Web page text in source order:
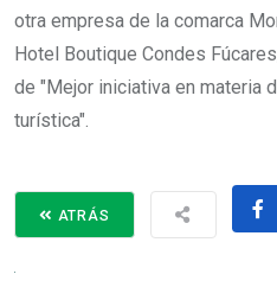
otra empresa de la comarca
Hotel Boutique Condes
de "Mejor iniciativa en materia
turística".
ATRÁS